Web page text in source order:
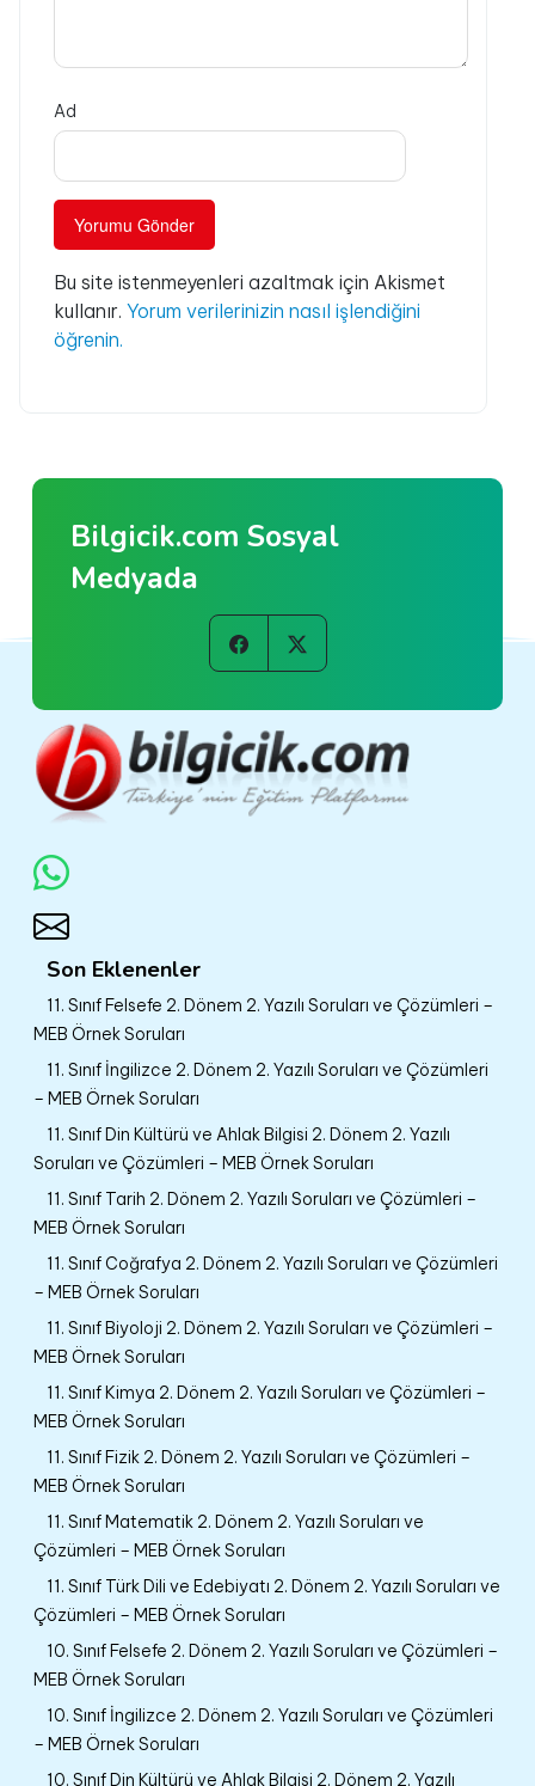
Ad
Bu site istenmeyenleri azaltmak için Akismet
kullanır. Yorum verilerinizin nasıl işlendiğini
öğrenin.
Bilgicik.com Sosyal
Medyada
Son Eklenenler
11. Sınıf Felsefe 2. Dönem 2. Yazılı Soruları ve Çözümleri –
MEB Örnek Soruları
11. Sınıf İngilizce 2. Dönem 2. Yazılı Soruları ve Çözümleri
– MEB Örnek Soruları
11. Sınıf Din Kültürü ve Ahlak Bilgisi 2. Dönem 2. Yazılı
Soruları ve Çözümleri – MEB Örnek Soruları
11. Sınıf Tarih 2. Dönem 2. Yazılı Soruları ve Çözümleri –
MEB Örnek Soruları
11. Sınıf Coğrafya 2. Dönem 2. Yazılı Soruları ve Çözümleri
– MEB Örnek Soruları
11. Sınıf Biyoloji 2. Dönem 2. Yazılı Soruları ve Çözümleri –
MEB Örnek Soruları
11. Sınıf Kimya 2. Dönem 2. Yazılı Soruları ve Çözümleri –
MEB Örnek Soruları
11. Sınıf Fizik 2. Dönem 2. Yazılı Soruları ve Çözümleri –
MEB Örnek Soruları
11. Sınıf Matematik 2. Dönem 2. Yazılı Soruları ve
Çözümleri – MEB Örnek Soruları
11. Sınıf Türk Dili ve Edebiyatı 2. Dönem 2. Yazılı Soruları ve
Çözümleri – MEB Örnek Soruları
10. Sınıf Felsefe 2. Dönem 2. Yazılı Soruları ve Çözümleri –
MEB Örnek Soruları
10. Sınıf İngilizce 2. Dönem 2. Yazılı Soruları ve Çözümleri
– MEB Örnek Soruları
10. Sınıf Din Kültürü ve Ahlak Bilgisi 2. Dönem 2. Yazılı